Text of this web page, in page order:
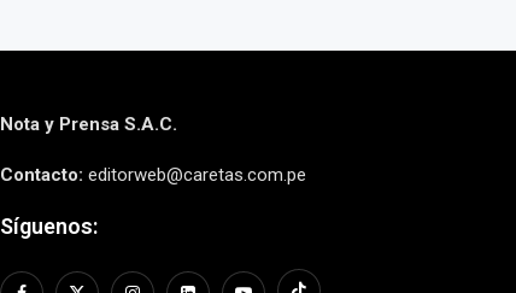
Nota y Prensa S.A.C.
Contacto: editorweb@caretas.com.pe
Síguenos: